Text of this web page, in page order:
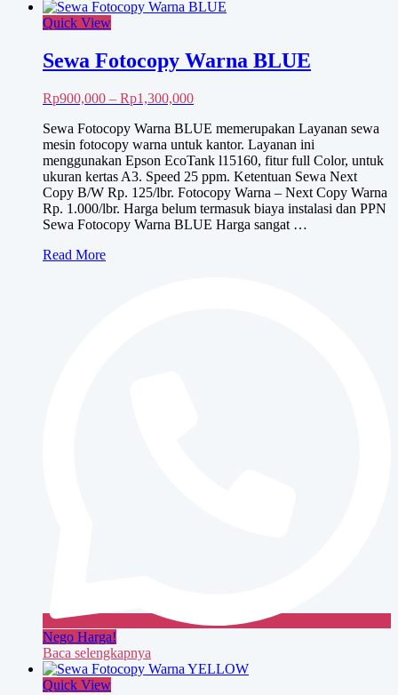
Quick View
Sewa Fotocopy Warna BLUE
Rp900,000 – Rp1,300,000Rentang
Rp900,000
hingga
Rp1,300,000
Sewa Fotocopy Warna BLUE memerupakan Layanan sewa
mesin fotocopy warna untuk kantor. Layanan ini
menggunakan Epson EcoTank l15160, fitur full Color, untuk
ukuran kertas A3. Speed 25 ppm. Ketentuan Sewa Next
Copy B/W Rp. 125/lbr. Fotocopy Warna – Next Copy Warna
Rp. 1.000/lbr. Harga belum termasuk biaya instalasi dan PPN
Sewa Fotocopy Warna BLUE Harga sangat …
Sewa
Read More
Nego Harga!
Baca selengkapnya
Quick View